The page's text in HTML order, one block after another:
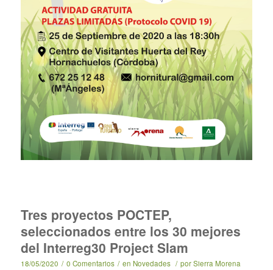
Tres proyectos POCTEP,
seleccionados entre los 30 mejores
del Interreg30 Project Slam
18/05/2020 / 0 Comentarios / en Novedades / porSierra Morena